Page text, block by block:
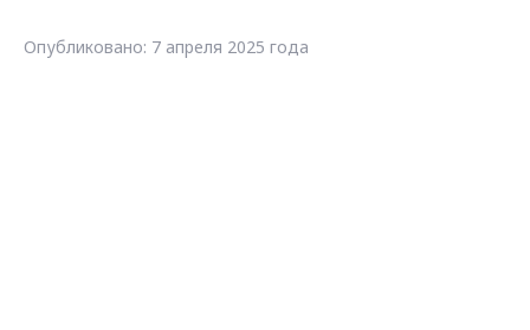
Опубликовано: 7 апреля 2025 года